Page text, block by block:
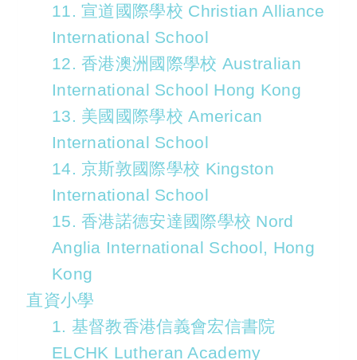
11. 宣道國際學校 Christian Alliance
International School
12. 香港澳洲國際學校 Australian
International School Hong Kong
13. 美國國際學校 American
International School
14. 京斯敦國際學校 Kingston
International School
15. 香港諾德安達國際學校 Nord
Anglia International School, Hong
Kong
直資小學
1. 基督教香港信義會宏信書院
ELCHK Lutheran Academy